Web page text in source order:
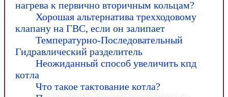
нагрева к первично вторичным кольцам?
Хорошая альтернатива трехходовому
клапану на ГВС, если он залипает
Температурно-Последовательный
Гидравлический разделитель
Неожиданный способ увеличить кпд
котла
Что такое тактование котла?